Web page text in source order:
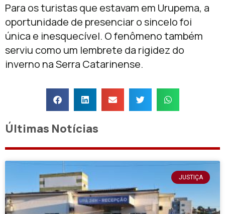
Para os turistas que estavam em Urupema, a
oportunidade de presenciar o sincelo foi
única e inesquecível. O fenômeno também
serviu como um lembrete da rigidez do
inverno na Serra Catarinense.
Últimas Notícias
JUSTIÇA